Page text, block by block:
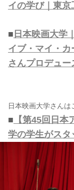
イの学び｜東京
■ 日本映画大学
イブ・マイ・
さんプロデュー
日本映画大学さんは
■ 【第45回日
学の学生がスタ